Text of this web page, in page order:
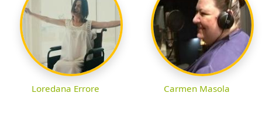
Loredana Errore Carmen Masola